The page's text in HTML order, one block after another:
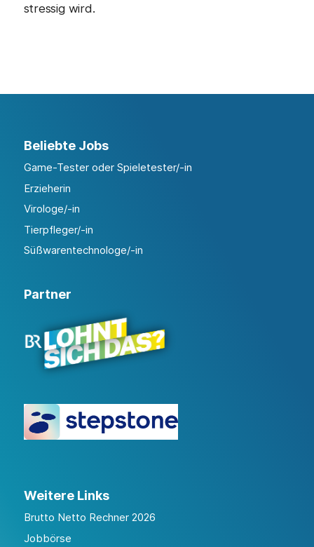
stressig wird.
Beliebte Jobs
Game-Tester oder Spieletester/-in
Erzieherin
Virologe/-in
Tierpfleger/-in
Süßwarentechnologe/-in
Partner
Weitere Links
Brutto Netto Rechner 2026
Jobbörse